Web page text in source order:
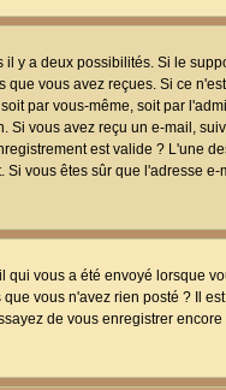
y a deux possibilités. Si le
vous avez reçues. Si ce
par vous-même, soit par
Si vous avez reçu un e-mail,
est valide ? L'une
vous êtes sûr que l'adresse e-
qui vous a été envoyé lorsque
vous n'avez rien posté ? Il
de vous enregistrer